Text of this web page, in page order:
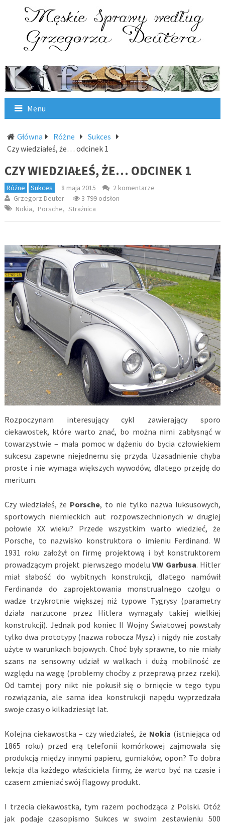
Menu
Główna Różne
Sukces
Czy wiedziałeś, że… odcinek 1
CZY WIEDZIAŁEŚ, ŻE… ODCINEK 1
Różne Sukces 8 maja 2015
2 komentarze
Grzegorz Deuter
3 799 odsłon
Nokia, Porsche, Strażnica
Rozpoczynam interesujący cykl zawierający sporo
ciekawostek, które warto znać, bo można nimi zabłysnąć w
towarzystwie – mała pomoc w dążeniu do bycia człowiekiem
sukcesu zapewne niejednemu się przyda. Uzasadnienie chyba
proste i nie wymaga większych wywodów, dlatego przejdę do
meritum.
Czy wiedziałeś, że Porsche, to nie tylko nazwa luksusowych,
sportowych niemieckich aut rozpowszechnionych w drugiej
połowie XX wieku? Przede wszystkim warto wiedzieć, że
Porsche, to nazwisko konstruktora o imieniu Ferdinand. W
1931 roku założył on firmę projektową i był konstruktorem
prowadzącym projekt pierwszego modeluVW Garbusa. Hitler
miał słabość do wybitnych konstrukcji, dlatego namówił
Ferdinanda do zaprojektowania monstrualnego czołgu o
wadze trzykrotnie większej niż typowe Tygrysy (parametry
działa narzucone przez Hitlera wymagały takiej wielkiej
konstrukcji). Jednak pod koniec II Wojny Światowej powstały
tylko dwa prototypy (nazwa robocza Mysz) i nigdy nie zostały
użyte w warunkach bojowych. Choć były sprawne, to nie miały
szans na sensowny udział w walkach i dużą mobilność ze
względu na wagę (problemy choćby z przeprawą przez rzeki).
Od tamtej pory nikt nie pokusił się o brnięcie w tego typu
rozwiązania, ale sama idea konstrukcji napędu wyprzedzała
swoje czasy o kilkadziesiąt lat.
Kolejna ciekawostka – czy wiedziałeś, że Nokia (istniejąca od
1865 roku) przed erą telefonii komórkowej zajmowała się
produkcją między innymi papieru, gumiaków, opon? To dobra
lekcja dla każdego właściciela firmy, że warto być na czasie i
czasem zmieniać swój flagowy produkt.
I trzecia ciekawostka, tym razem pochodząca z Polski. Otóż
jak podaje czasopismo Sukces w swoim zestawieniu 500